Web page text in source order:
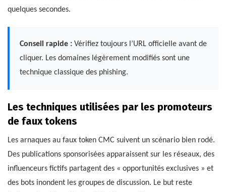
quelques secondes.
Conseil rapide : Vérifiez toujours l’URL officielle avant de
cliquer. Les domaines légèrement modifiés sont une
technique classique des phishing.
Les techniques utilisées par les promoteurs
de faux tokens
Les arnaques au faux token CMC suivent un scénario bien rodé.
Des publications sponsorisées apparaissent sur les réseaux, des
influenceurs fictifs partagent des « opportunités exclusives » et
des bots inondent les groupes de discussion. Le but reste